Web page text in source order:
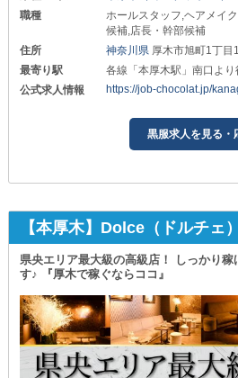
職種
ホールスタッフ,ヘアメイ
候補,店長・幹部候補
住所
神奈川県 厚木市旭町1丁目
最寄り駅
各線「本厚木駅」南口よ
公式求人情報
https://job-chocolat.jp/
黒服求人を見る・
【本厚木】Dolce（ドルチェ）
県央エリア最大級の高級店！ しっかり稼
す♪ 『厚木で稼ぐならココ』